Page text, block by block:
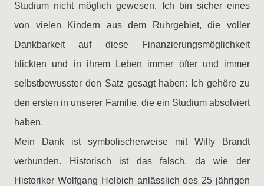
Studium nicht möglich gewesen. Ich bin sicher eines
von vielen Kindern aus dem Ruhrgebiet, die voller
Dankbarkeit auf diese Finanzierungsmöglichkeit
blickten und in ihrem Leben immer öfter und immer
selbstbewusster den Satz gesagt haben: Ich gehöre zu
den ersten in unserer Familie, die ein Studium absolviert
haben.
Mein Dank ist symbolischerweise mit Willy Brandt
verbunden. Historisch ist das falsch, da wie der
Historiker Wolfgang Helbich anlässlich des 25 jährigen